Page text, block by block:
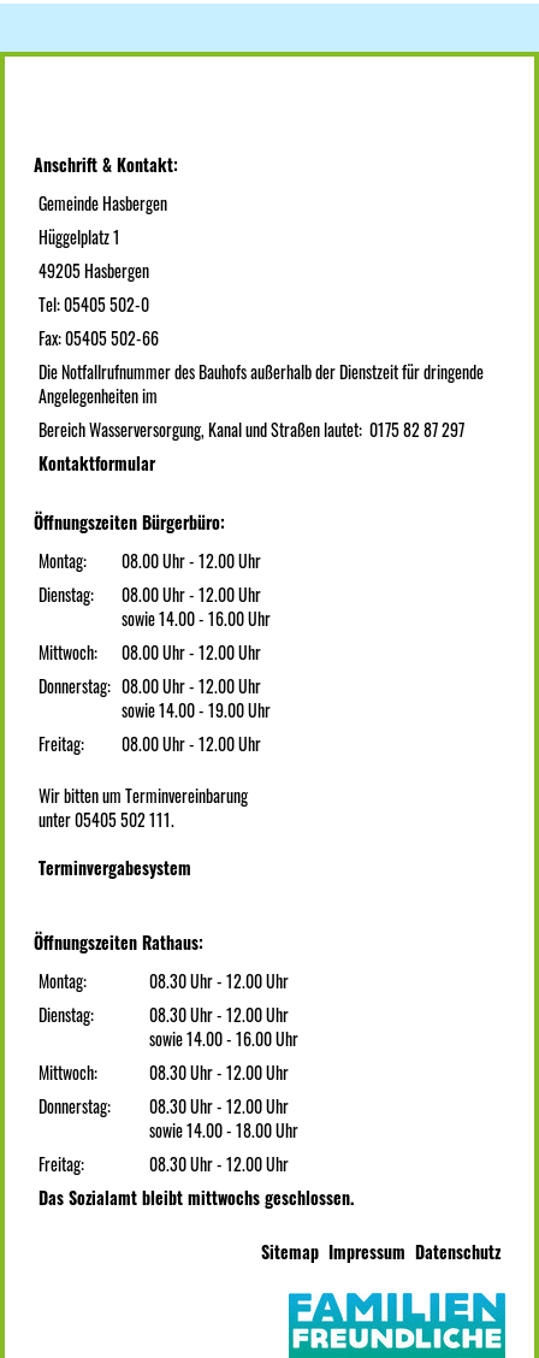
Anschrift & Kontakt:
Gemeinde Hasbergen
Hüggelplatz 1
49205 Hasbergen
Tel: 05405 502-0
Fax: 05405 502-66
Die Notfallrufnummer des Bauhofs außerhalb der Dienstzeit für dringende
Angelegenheiten im
Bereich Wasserversorgung, Kanal und Straßen lautet: 0175 82 87 297
Kontaktformular
Öffnungszeiten Bürgerbüro:
Montag:
08.00 Uhr - 12.00 Uhr
Dienstag:
08.00 Uhr - 12.00 Uhr
sowie 14.00 - 16.00 Uhr
Mittwoch:
08.00 Uhr - 12.00 Uhr
Donnerstag: 08.00 Uhr - 12.00 Uhr
sowie 14.00 - 19.00 Uhr
Freitag:
08.00 Uhr - 12.00 Uhr
Wir bitten um Terminvereinbarung
unter 05405 502 111.
Terminvergabesystem
Öffnungszeiten Rathaus:
Montag:
08.30 Uhr - 12.00 Uhr
Dienstag:
08.30 Uhr - 12.00 Uhr
sowie 14.00 - 16.00 Uhr
Mittwoch:
08.30 Uhr - 12.00 Uhr
Donnerstag:
08.30 Uhr - 12.00 Uhr
sowie 14.00 - 18.00 Uhr
Freitag:
08.30 Uhr - 12.00 Uhr
Das Sozialamt bleibt mittwochs geschlossen.
Sitemap Impressum Datenschutz